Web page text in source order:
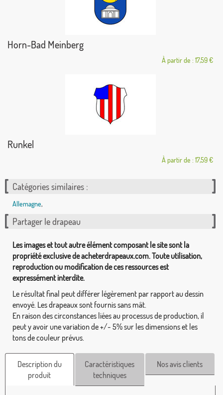
Horn-Bad Meinberg
À partir de : 17,59 €
Runkel
À partir de : 17,59 €
Catégories similaires :
Allemagne,
Partager le drapeau
Les images et tout autre élément composant le site sont la
propriété exclusive de acheterdrapeaux.com. Toute utilisation,
reproduction ou modification de ces ressources est
expressément interdite.
Le résultat final peut différer légèrement par rapport au dessin
envoyé. Les drapeaux sont fournis sans mât.
En raison des circonstances liées au processus de production, il
peut y avoir une variation de +/- 5% sur les dimensions et les
tons de couleur prévus.
Description du
produit
Caractéristiques
techniques
Nos avis clients